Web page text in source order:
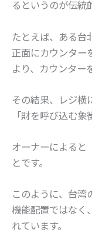
るというのが伝統
たとえば、ある台
正面にカウンター
より、カウンター
その結果、レジ横
「財を呼び込む象
オーナーによると
とです。
このように、台湾
機能配置ではなく、
れています。